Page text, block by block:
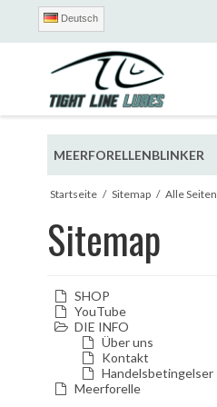
Deutsch
MEERFORELLENBLINKER
Startseite / Sitemap / Alle Seiten
Sitemap
SHOP
YouTube
DIE INFO
Über uns
Kontakt
Handelsbetingelser
Meerforelle